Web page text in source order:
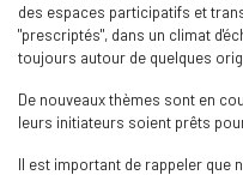
des espaces participatifs et
"prescriptés", dans un climat
toujours autour de quelques
De nouveaux thèmes sont en
leurs initiateurs soient prêts
Il est important de rappeler que